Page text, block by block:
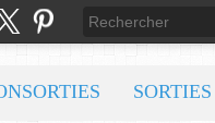
SORTIES